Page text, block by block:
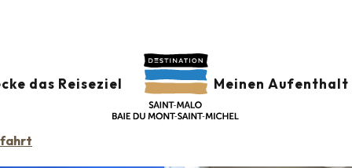
das Reiseziel Meinen